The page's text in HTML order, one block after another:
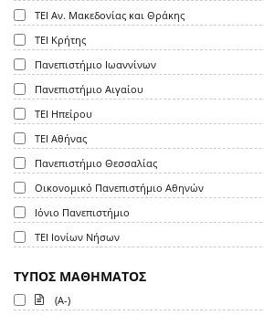
ΤΕΙ Αν. Μακεδονίας και Θράκης
ΤΕΙ Κρήτης
Πανεπιστήμιο Ιωαννίνων
Πανεπιστήμιο Αιγαίου
ΤΕΙ Ηπείρου
ΤΕΙ Αθήνας
Πανεπιστήμιο Θεσσαλίας
Οικονομικό Πανεπιστήμιο Αθηνών
Ιόνιο Πανεπιστήμιο
ΤΕΙ Ιονίων Νήσων
ΤΥΠΟΣ ΜΑΘΗΜΑΤΟΣ
(A-)